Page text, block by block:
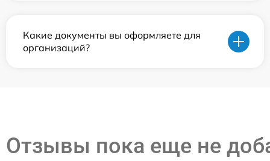
Какие документы вы оформляете для
организаций?
Отзывы пока еще не